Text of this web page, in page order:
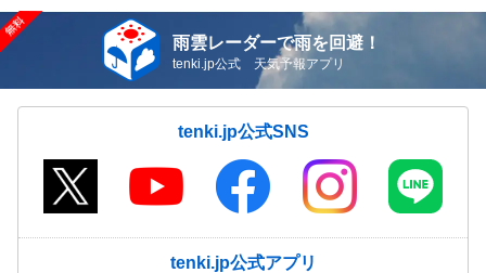
雨雲レーダーで雨を回避！
tenki.jp公式 天気予報アプリ
tenki.jp公式SNS
tenki.jp公式アプリ